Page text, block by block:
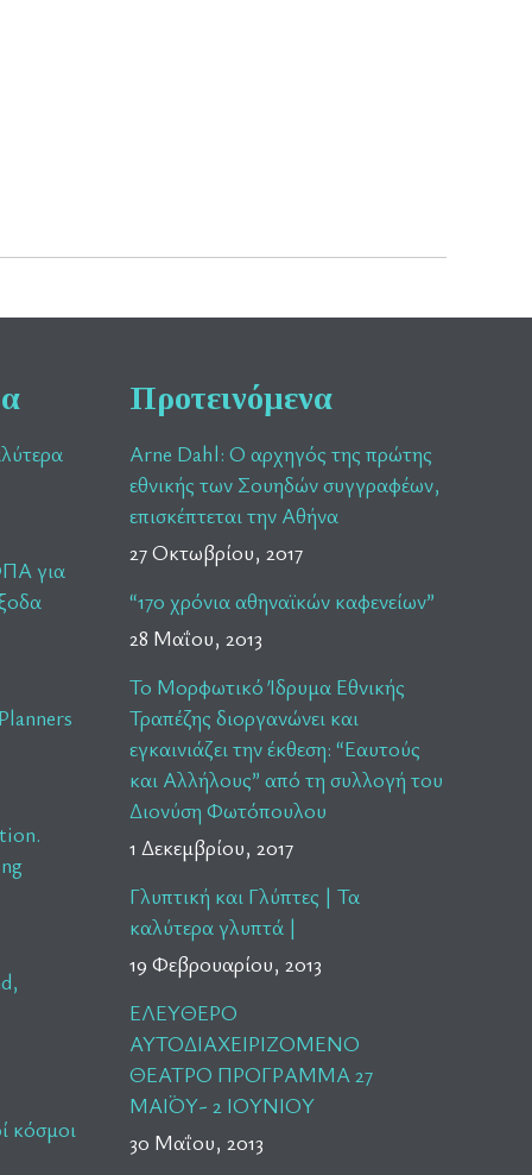
για
κόσμοι
Προτεινόμενα
Arne Dahl: Ο αρχηγός της πρώτης
εθνικής των Σουηδών συγγραφέων,
επισκέπτεται την Αθήνα
27 Οκτωβρίου, 2017
“170 χρόνια αθηναϊκών καφενείων”
28 Μαΐου, 2013
Το Μορφωτικό Ίδρυμα Εθνικής
Τραπέζης διοργανώνει και
εγκαινιάζει την έκθεση: “Εαυτούς
και Αλλήλους” από τη συλλογή του
Διονύση Φωτόπουλου
1 Δεκεμβρίου, 2017
Γλυπτική και Γλύπτες | Τα
καλύτερα γλυπτά |
19 Φεβρουαρίου, 2013
ΕΛΕΥΘΕΡΟ
ΑΥΤΟΔΙΑΧΕΙΡΙΖΟΜΕΝΟ
ΘΕΑΤΡΟ ΠΡΟΓΡΑΜΜΑ 27
ΜΑΪΟΥ- 2 ΙΟΥΝΙΟΥ
30 Μαΐου, 2013